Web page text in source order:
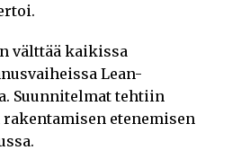
välttää kaikissa
Lean-
Suunnitelmat tehtiin
etenemisen